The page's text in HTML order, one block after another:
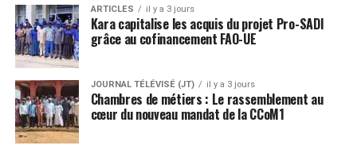
ARTICLES il y a 3 jours
Kara capitalise les acquis du projet Pro-SADI
grâce au cofinancement FAO-UE
JOURNAL TÉLÉVISÉ (JT) il y a 3 jours
Chambres de métiers : Le rassemblement au
cœur du nouveau mandat de la CCoM1